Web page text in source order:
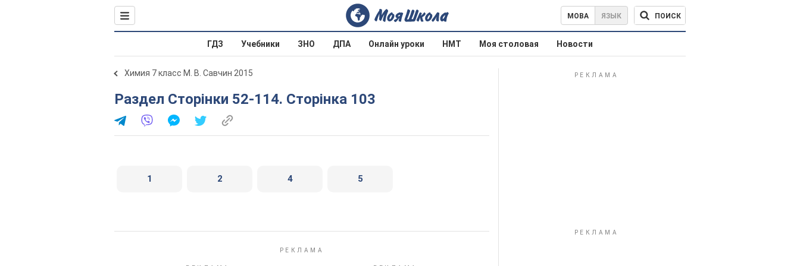
МОВА ЯЗЫК ПОИСК
ГДЗ Учебники ЗНО ДПА Онлайн уроки НМТ Моя столовая Новости
Химия 7 класс М. В. Савчин 2015
Раздел Сторінки 52-114. Сторінка 103
1 2 4 5